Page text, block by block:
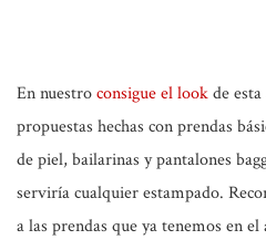
En nuestroconsigue el lookde
propuestas hechas con prendas
de piel, bailarinas y pantalones
serviría cualquier estampado.
a las prendas que ya tenemos en